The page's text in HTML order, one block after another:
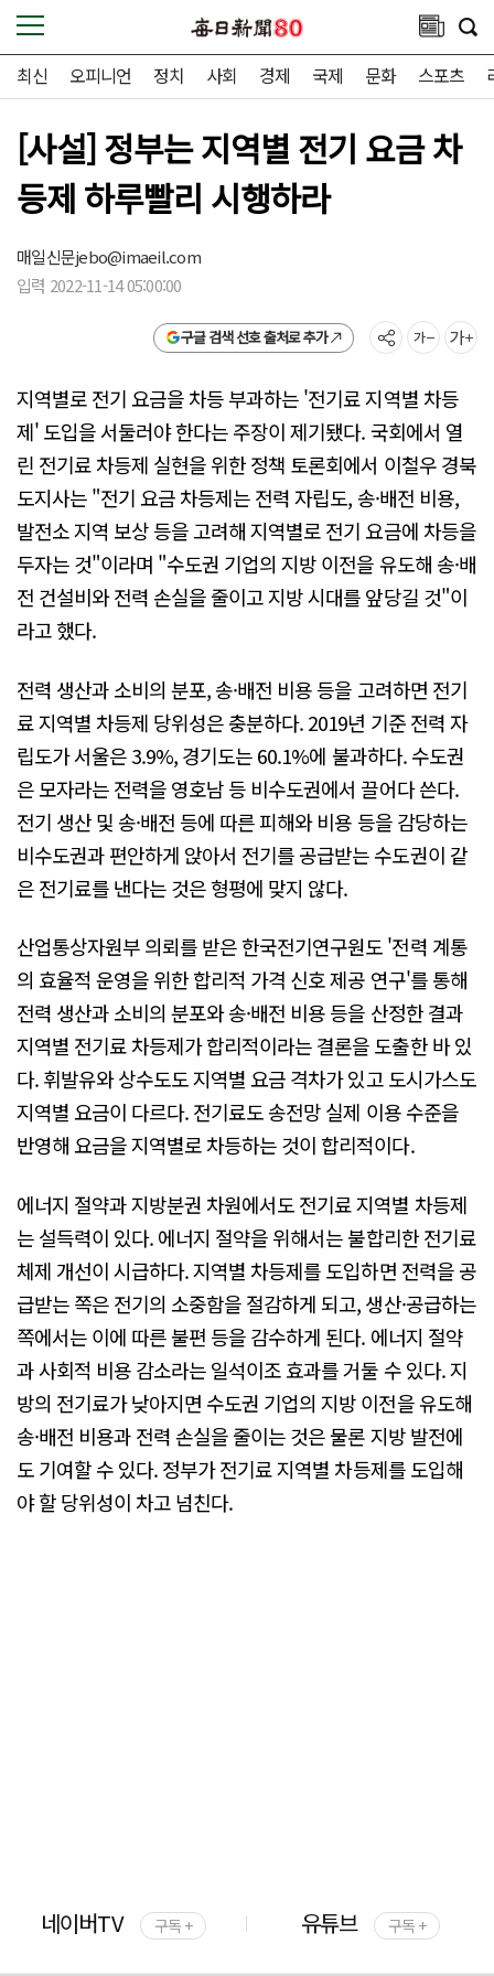
최신 오피니언 정치 사회 경제 국제 문화 스포츠
[사설] 정부는 지역별 전기 요금 차
등제 하루빨리 시행하라
매일신문jebo@imaeil.com
입력 2022-11-14 05:00:00
구글 검색 선호 출처로 추가
지역별로 전기 요금을 차등 부과하는 '전기료 지역별 차등
제' 도입을 서둘러야 한다는 주장이 제기됐다. 국회에서 열
린 전기료 차등제 실현을 위한 정책 토론회에서 이철우 경북
도지사는 "전기 요금 차등제는 전력 자립도, 송·배전 비용,
발전소 지역 보상 등을 고려해 지역별로 전기 요금에 차등을
두자는 것"이라며 "수도권 기업의 지방 이전을 유도해 송·배
전 건설비와 전력 손실을 줄이고 지방 시대를 앞당길 것"이
라고 했다.
전력 생산과 소비의 분포, 송·배전 비용 등을 고려하면 전기
료 지역별 차등제 당위성은 충분하다. 2019년 기준 전력 자
립도가 서울은 3.9%, 경기도는 60.1%에 불과하다. 수도권
은 모자라는 전력을 영호남 등 비수도권에서 끌어다 쓴다.
전기 생산 및 송·배전 등에 따른 피해와 비용 등을 감당하는
비수도권과 편안하게 앉아서 전기를 공급받는 수도권이 같
은 전기료를 낸다는 것은 형평에 맞지 않다.
산업통상자원부 의뢰를 받은 한국전기연구원도 '전력 계통
의 효율적 운영을 위한 합리적 가격 신호 제공 연구'를 통해
전력 생산과 소비의 분포와 송·배전 비용 등을 산정한 결과
지역별 전기료 차등제가 합리적이라는 결론을 도출한 바 있
다. 휘발유와 상수도도 지역별 요금 격차가 있고 도시가스도
지역별 요금이 다르다. 전기료도 송전망 실제 이용 수준을
반영해 요금을 지역별로 차등하는 것이 합리적이다.
에너지 절약과 지방분권 차원에서도 전기료 지역별 차등제
는 설득력이 있다. 에너지 절약을 위해서는 불합리한 전기료
체제 개선이 시급하다. 지역별 차등제를 도입하면 전력을 공
급받는 쪽은 전기의 소중함을 절감하게 되고, 생산·공급하는
쪽에서는 이에 따른 불편 등을 감수하게 된다. 에너지 절약
과 사회적 비용 감소라는 일석이조 효과를 거둘 수 있다. 지
방의 전기료가 낮아지면 수도권 기업의 지방 이전을 유도해
송·배전 비용과 전력 손실을 줄이는 것은 물론 지방 발전에
도 기여할 수 있다. 정부가 전기료 지역별 차등제를 도입해
야 할 당위성이 차고 넘친다.
네이버TV 구독 + 유튜브 구독 +